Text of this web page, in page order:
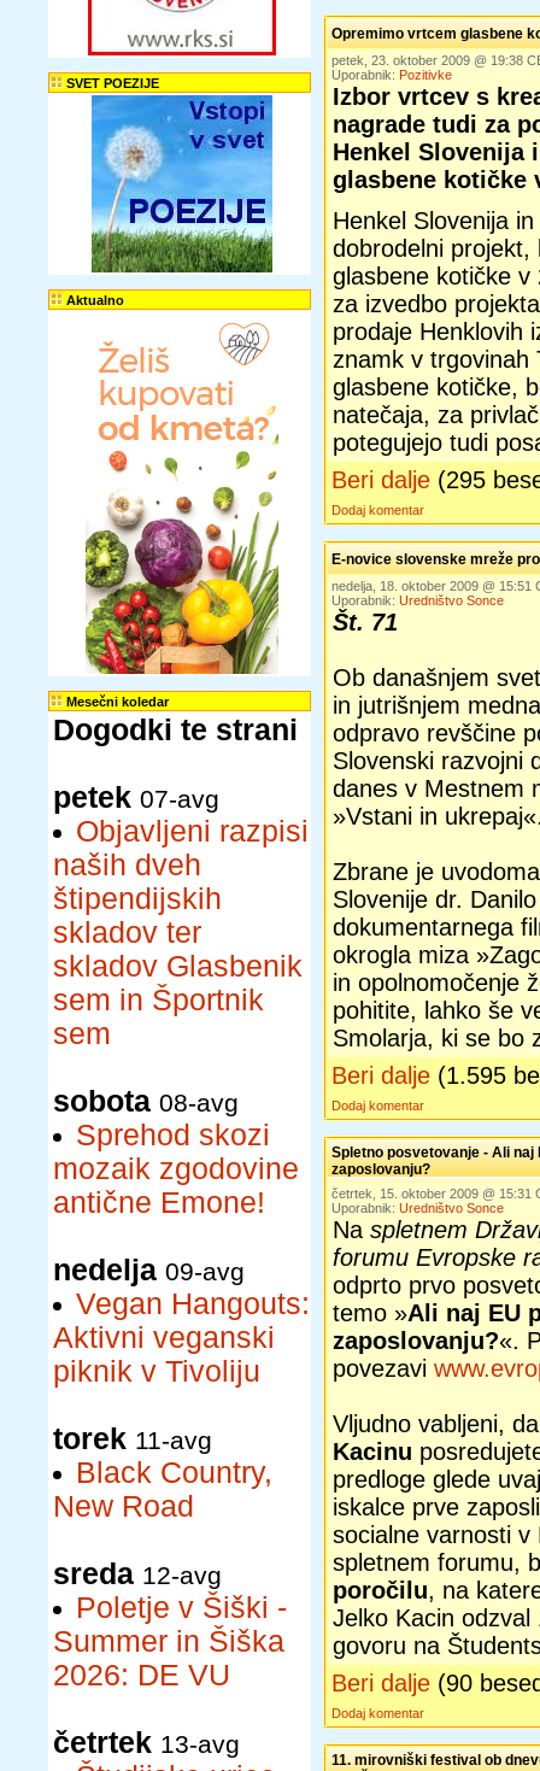
SVET POEZIJE
Aktualno
Mesečni koledar
Dogodki te strani
petek 07-avg
Objavljeni razpisi
naših dveh
štipendijskih
skladov ter
skladov Glasbenik
sem in Športnik
sem
sobota 08-avg
Sprehod skozi
mozaik zgodovine
antične Emone!
nedelja 09-avg
Vegan Hangouts:
Aktivni veganski
piknik v Tivoliju
torek 11-avg
Black Country,
New Road
sreda 12-avg
Poletje v Šiški -
Summer in Šiška
2026: DE VU
četrtek 13-avg
Opremimo vrtcem glasbene
petek, 23. oktober 2009 @ 19:38
Uporabnik: Pozitivke
Izbor vrtcev s
nagrade tudi za
Henkel Slovenija
glasbene kotičke
Henkel Slovenija
dobrodelni
glasbene kotičke
za izvedbo
prodaje Henklovih
znamk v trgovinah
glasbene kotičke,
natečaja, za
potegujejo tudi
Beri dalje (295
Dodaj komentar
E-novice slovenske mreže
nedelja, 18. oktober 2009 @ 15:51
Uporabnik: Uredništvo Sonce
Št. 71
Ob današnjem
in jutrišnjem
odpravo revščine
Slovenski razvojni
danes v Mestnem
»Vstani in
Zbrane je
Slovenije dr.
dokumentarnega
okrogla miza
in opolnomočenje
pohitite, lahko še
Smolarja, ki se bo
Beri dalje (1.595
Dodaj komentar
Spletno posvetovanje - Ali
zaposlovanju?
četrtek, 15. oktober 2009 @ 15:31
Uporabnik: Uredništvo Sonce
Na spletnem
forumu Evropske
odprto prvo
temo »Ali naj EU
zaposlovanju?«.
povezavi
Vljudno vabljeni,
Kacinu
predloge glede
iskalce prve
socialne varnosti v
spletnem forumu,
poročilu, na
Jelko Kacin
govoru na
Beri dalje (90
Dodaj komentar
11. mirovniški festival ob